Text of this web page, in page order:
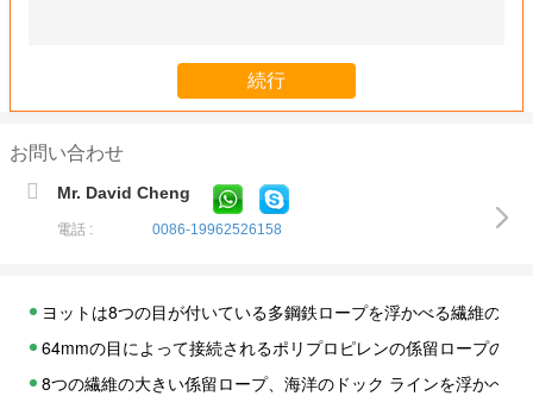
お問い合わせ
Mr. David Cheng
電話 : 0086-19962526158
ヨットは8つの目が付いている多鋼鉄ロープを浮かべる繊維の
64mmの目によって接続されるポリプロピレンの係留ロープの高
8つの繊維の大きい係留ロープ、海洋のドック ラインを浮かべて